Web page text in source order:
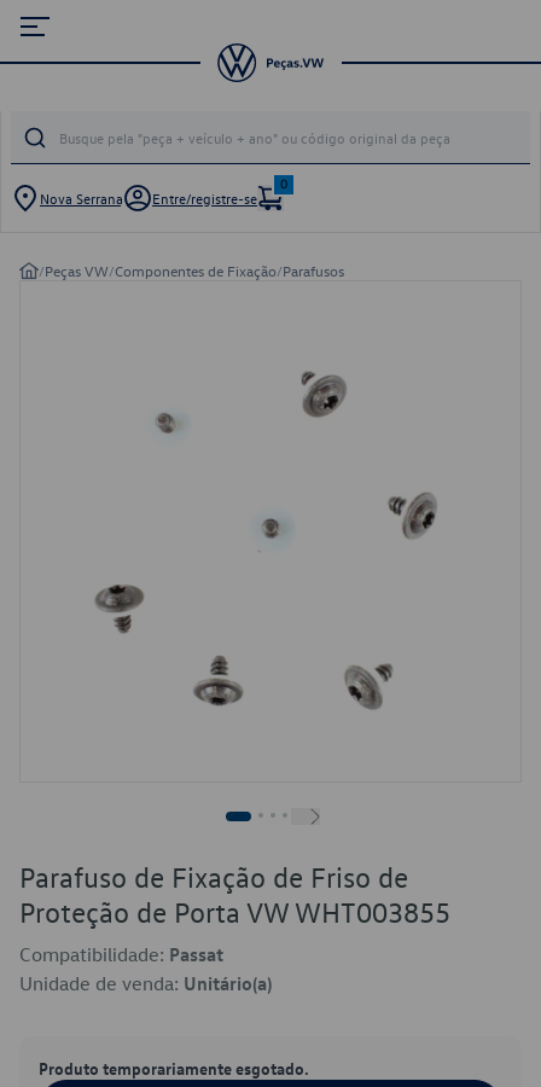
Nova Serrana Entre/registre-se
0
/Peças VW/Componentes de Fixação/Parafusos
Parafuso de Fixação de Friso de
Proteção de Porta VW WHT003855
Compatibilidade: Passat
Unidade de venda: Unitário(a)
Produto temporariamente esgotado.